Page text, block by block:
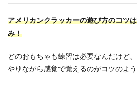
アメリカンクラッカーの遊び方のコツ
み！
どのおもちゃも練習は必要なんだけど
やりながら感覚で覚えるのがコツのよう